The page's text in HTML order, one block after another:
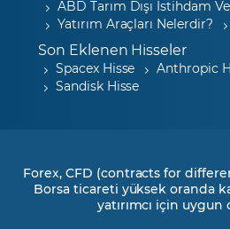
ABD Tarım Dışı İstihdam
Yatırım Araçları Nelerdir?
Son Eklenen Hisseler
Spacex Hisse
Anthropic
Sandisk Hisse
Forex, CFD (contracts for
Borsa ticareti yüksek oranda
yatırımcı için